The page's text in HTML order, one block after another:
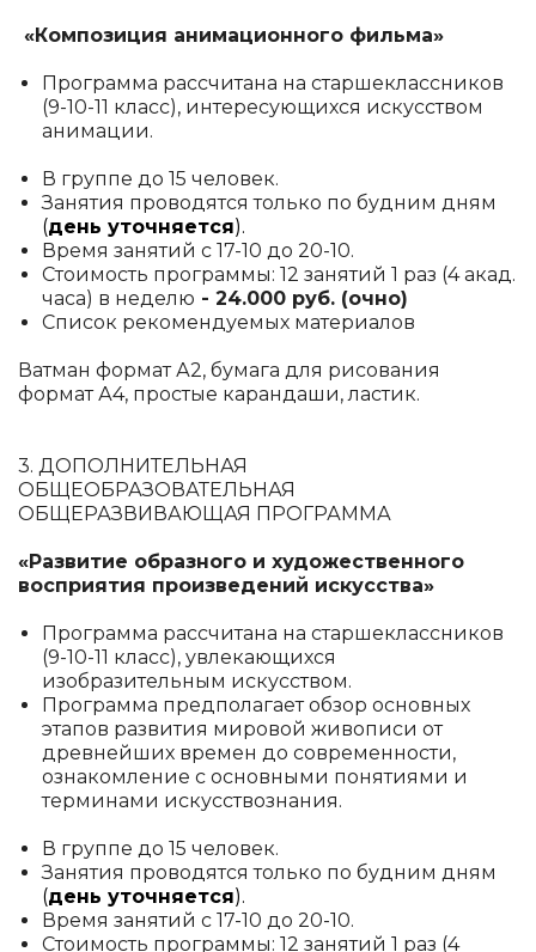
«Композиция анимационного фильма»
Программа рассчитана на старшеклассников
(9-10-11 класс), интересующихся искусством
анимации.
В группе до 15 человек.
Занятия проводятся только по будним дням
(день уточняется).
Время занятий с 17-10 до 20-10.
Стоимость программы: 12 занятий 1 раз (4 акад.
часа) в неделю - 24.000 руб. (очно)
Список рекомендуемых материалов
Ватман формат А2, бумага для рисования
формат А4, простые карандаши, ластик.
3. ДОПОЛНИТЕЛЬНАЯ
ОБЩЕОБРАЗОВАТЕЛЬНАЯ
ОБЩЕРАЗВИВАЮЩАЯ ПРОГРАММА
«Развитие образного и художественного
восприятия произведений искусства»
Программа рассчитана на старшеклассников
(9-10-11 класс), увлекающихся
изобразительным искусством.
Программа предполагает обзор основных
этапов развития мировой живописи от
древнейших времен до современности,
ознакомление с основными понятиями и
терминами искусствознания.
В группе до 15 человек.
Занятия проводятся только по будним дням
(день уточняется).
Время занятий с 17-10 до 20-10.
Стоимость программы: 12 занятий 1 раз (4